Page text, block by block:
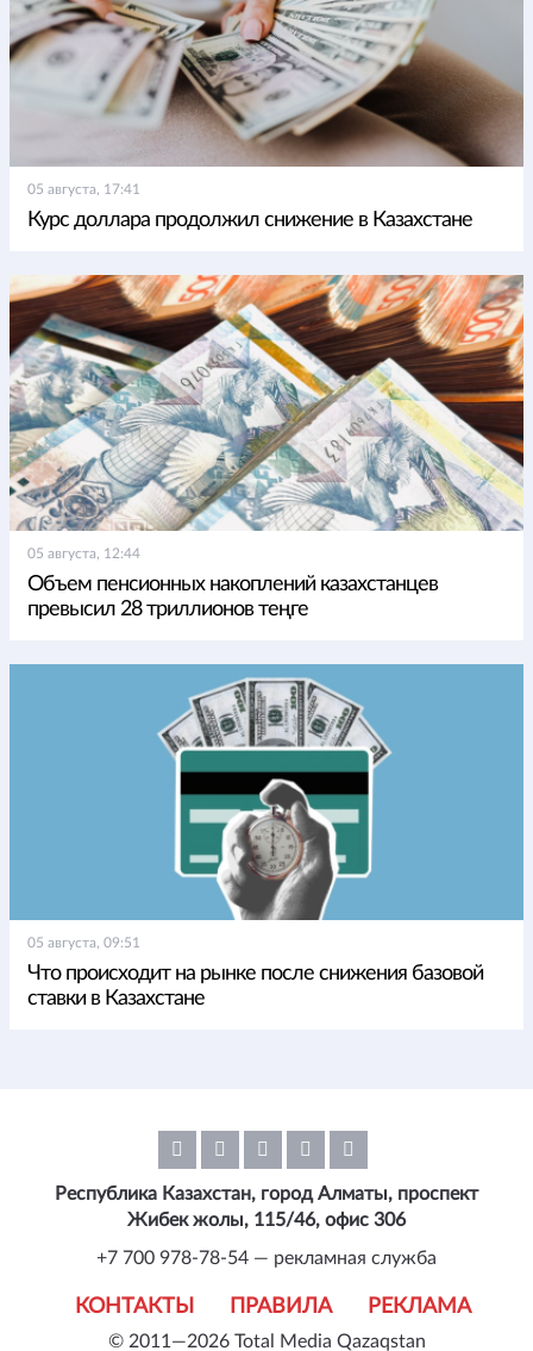
05 августа, 17:41
Курс доллара продолжил снижение в Казахстане
05 августа, 12:44
Объем пенсионных накоплений казахстанцев
превысил 28 триллионов теңге
05 августа, 09:51
Что происходит на рынке после снижения базовой
ставки в Казахстане
© 2011—2026 Total Media Qazaqstan
КОНТАКТЫ ПРАВИЛА РЕКЛАМА
Республика Казахстан, город Алматы, проспект
Жибек жолы, 115/46, офис 306
+7 700 978-78-54 — рекламная служба